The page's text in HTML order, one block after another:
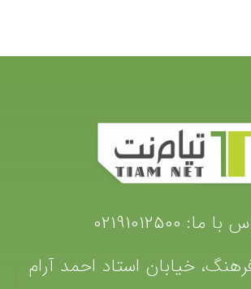
با ما: 02191012500
خیابان استاد احمد آرام